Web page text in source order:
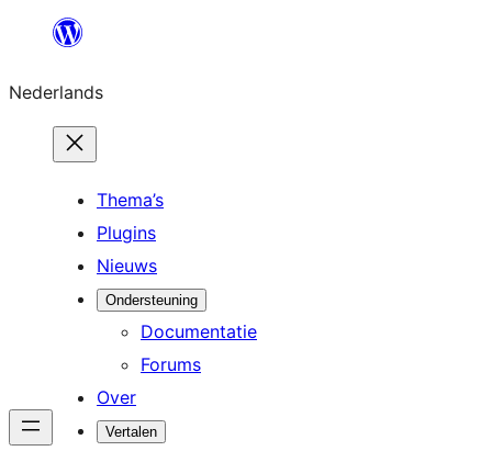
de
inhoud
Nederlands
Thema’s
Plugins
Nieuws
Ondersteuning
Documentatie
Forums
Over
Vertalen